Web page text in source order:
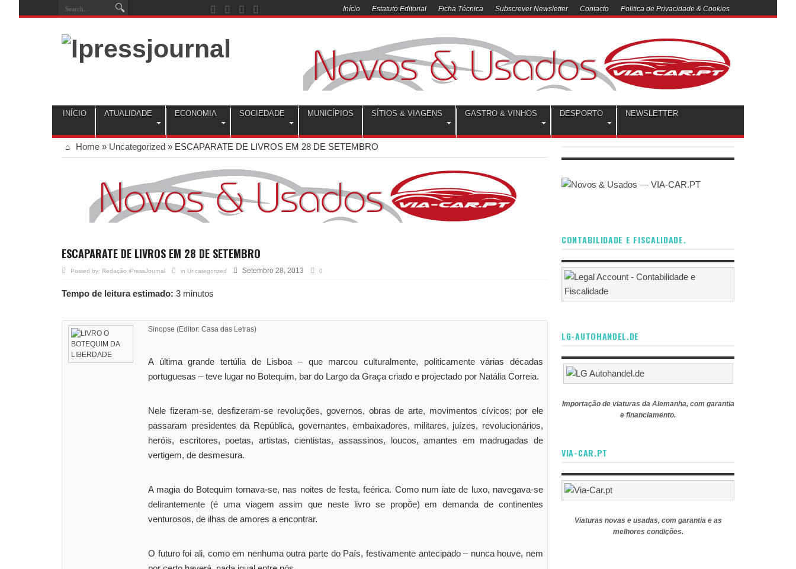
Início Estatuto Editorial Ficha Técnica Subscrever Newsletter Contacto Politica de Privacidade & Cookies
INÍCIO ATUALIDADE ECONOMIA SOCIEDADE MUNICÍPIOS SÍTIOS & VIAGENS GASTRO & VINHOS DESPORTO NEWSLETTER
Home » Uncategorized » ESCAPARATE DE LIVROS EM 28 DE SETEMBRO
ESCAPARATE DE LIVROS EM 28 DE SETEMBRO
Posted by: Redação iPressJournal in Uncategorized Setembro 28, 2013 0
Tempo de leitura estimado: 3 minutos
Sinopse (Editor: Casa das Letras)
A última grande tertúlia de Lisboa – que marcou culturalmente, politicamente várias décadas
portuguesas – teve lugar no Botequim, bar do Largo da Graça criado e projectado por Natália Correia.
Nele fizeram-se, desfizeram-se revoluções, governos, obras de arte, movimentos cívicos; por ele
passaram presidentes da República, governantes, embaixadores, militares, juízes, revolucionários,
heróis, escritores, poetas, artistas, cientistas, assassinos, loucos, amantes em madrugadas de
vertigem, de desmesura.
A magia do Botequim tornava-se, nas noites de festa, feérica. Como num iate de luxo, navegava-se
delirantemente (é uma viagem assim que neste livro se propõe) em demanda de continentes
venturosos, de ilhas de amores a encontrar.
O futuro foi ali, como em nenhuma outra parte do País, festivamente antecipado – nunca houve, nem
CONTABILIDADE E FISCALIDADE.
LG-AUTOHANDEL.DE
Importação de viaturas da Alemanha, com garantia
e financiamento.
VIA-CAR.PT
Viaturas novas e usadas, com garantia e as
melhores condições.